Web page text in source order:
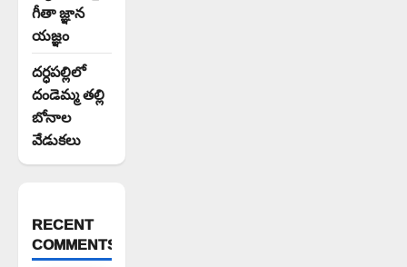
గీతా జ్ఞాన
యజ్ఞం
దర్ధపల్లిలో
దండెమ్మ తల్లి
బోనాల
వేడుకలు
RECENT
COMMENTS